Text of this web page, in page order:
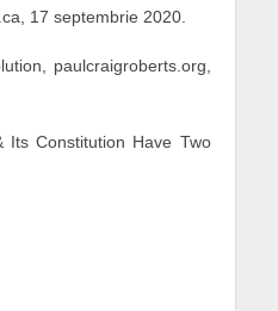
17 septembrie 2020.
paulcraigroberts.org,
Constitution Have Two